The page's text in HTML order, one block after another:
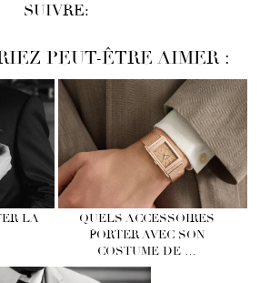
SUIVRE:
PEUT-ÊTRE AIMER :
LA
QUELS ACCESSOIRES
PORTER AVEC SON
COSTUME DE …